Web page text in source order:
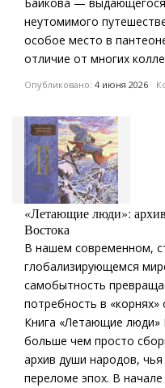
неутомимого
особое место в
отличие от многих
Опубликовано: 4 июня 2026
«Летающие люди»:
Востока
В нашем современном,
глобализирующемся
самобытность
потребность в
Книга «Летающие
больше чем просто
архив души народов, чья
переломе эпох. В начале